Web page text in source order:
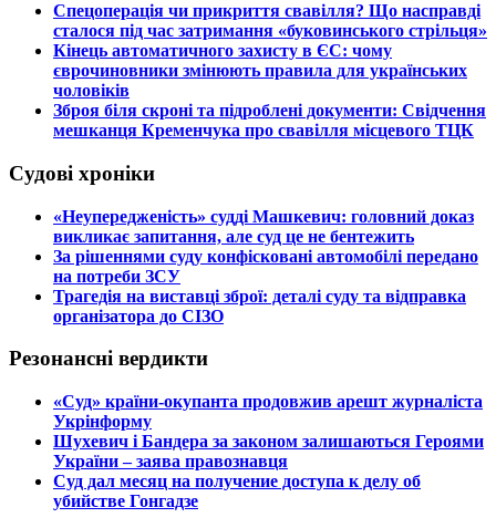
​Спецоперація чи прикриття свавілля? Що насправді
сталося під час затримання «буковинського стрільця»
​Кінець автоматичного захисту в ЄС: чому
єврочиновники змінюють правила для українських
чоловіків
​Зброя біля скроні та підроблені документи: Свідчення
мешканця Кременчука про свавілля місцевого ТЦК
Судові хроніки
​«Неупередженість» судді Машкевич: головний доказ
викликає запитання, але суд це не бентежить
​За рішеннями суду конфісковані автомобілі передано
на потреби ЗСУ
​Трагедія на виставці зброї: деталі суду та відправка
організатора до СІЗО
Резонансні вердикти
​«Суд» країни-окупанта продовжив арешт журналіста
Укрінформу
Шухевич і Бандера за законом залишаються Героями
України – заява правознавця
Суд дал месяц на получение доступа к делу об
убийстве Гонгадзе